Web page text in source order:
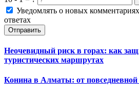
Уведомлять о новых комментариях
ответах
Отправить
Неочевидный риск в горах: как
туристических маршрутах
Конина в Алматы: от